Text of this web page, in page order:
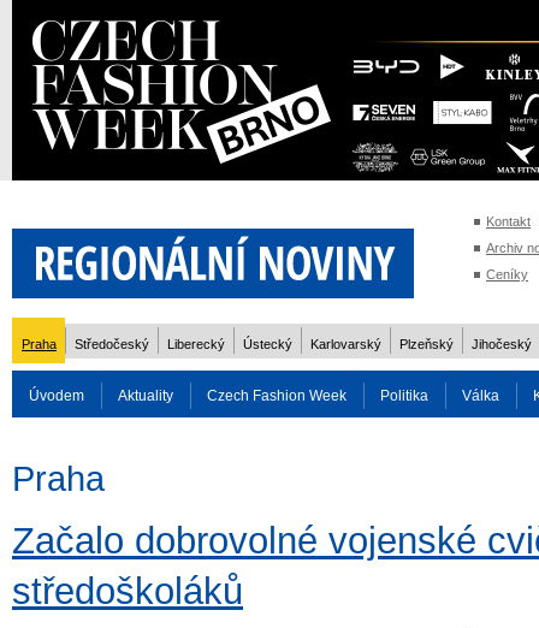
Kontakt
Archiv
Ceníky
Praha Středočeský Liberecký Ústecký Karlovarský Plzeňský Jihočeský
Úvodem Aktuality Czech Fashion Week Politika Válka
Praha
Začalo dobrovolné vojenské
středoškoláků